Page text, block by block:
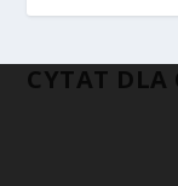
CYTAT DLA